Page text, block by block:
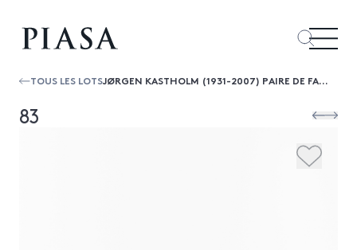
TOUS LES LOTS JØRGEN KASTHOLM (1931-2007) PAIRE DE FAUTEUILS
83